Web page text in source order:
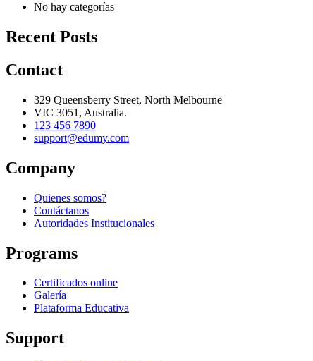
No hay categorías
Recent Posts
Contact
329 Queensberry Street, North Melbourne
VIC 3051, Australia.
123 456 7890
support@edumy.com
Company
Quienes somos?
Contáctanos
Autoridades Institucionales
Programs
Certificados online
Galería
Plataforma Educativa
Support